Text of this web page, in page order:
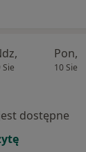
Sie
Pon,
10 Sie
dostępne